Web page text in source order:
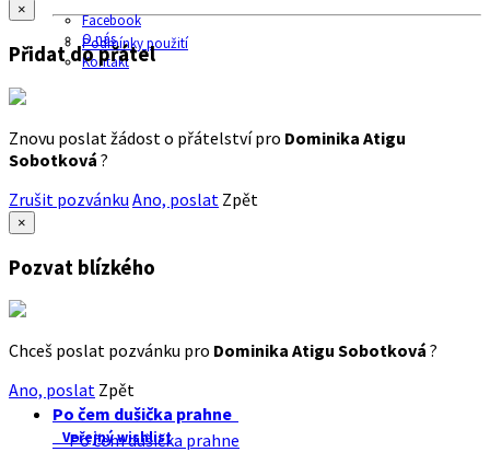
Facebook
O nás
Podmínky použití
Kontakt
×
Přidat do přátel
Znovu poslat žádost o přátelství pro Dominika Atigu
Sobotková ?
Zrušit pozvánku Ano, poslat Zpět
×
Pozvat blízkého
Chceš poslat pozvánku pro Dominika Atigu Sobotková ?
Ano, poslat Zpět
Po čem dušička prahne
Veřejný wishlist
Po čem dušička prahne